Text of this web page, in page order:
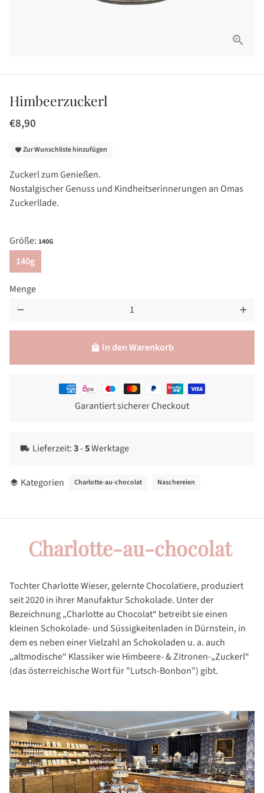
Himbeerzuckerl
€8,90
favorite Zur Wunschliste hinzufügen
Zuckerl zum Genießen.
Nostalgischer Genuss und Kindheitserinnerungen an Omas
Zuckerllade.
Größe: 140G
140g
Menge
remove add
local_mall In den Warenkorb
Garantiert sicherer Checkout
Zahlungsmethoden
local_shipping Lieferzeit:3-5Werktage
layers Kategorien Charlotte-au-chocolat Naschereien
Charlotte-au-chocolat
Tochter Charlotte Wieser, gelernte Chocolatiere, produziert
seit 2020 in ihrer Manufaktur Schokolade. Unter der
Bezeichnung „Charlotte au Chocolat“ betreibt sie einen
kleinen Schokolade- und Süssigkeitenladen in Dürnstein, in
dem es neben einer Vielzahl an Schokoladen u. a. auch
„altmodische“ Klassiker wie Himbeere- & Zitronen-„Zuckerl“
(das österreichische Wort für "Lutsch-Bonbon") gibt.